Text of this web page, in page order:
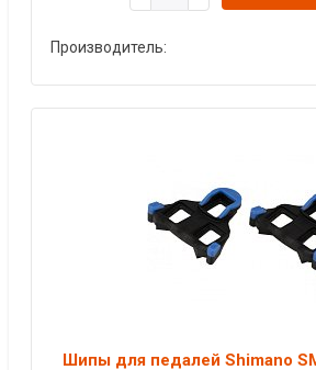
Производитель:
Шипы для педалей Shimano